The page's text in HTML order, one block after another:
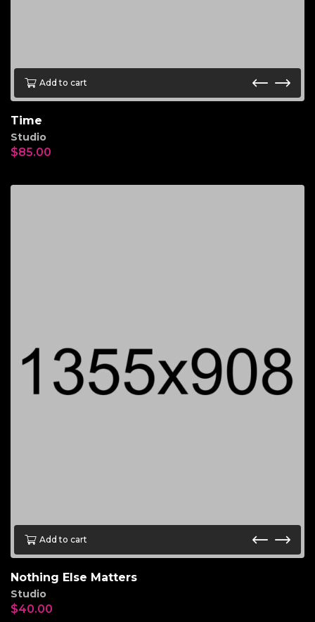
Add to cart
Time
Studio
$85.00
Add to cart
Nothing Else Matters
Studio
$40.00